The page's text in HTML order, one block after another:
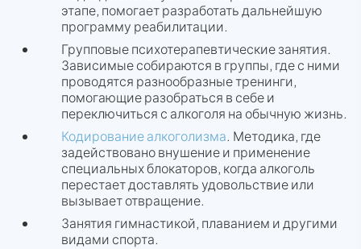
этапе, помогает разработать дальнейшую
программу реабилитации.
Групповые психотерапевтические занятия.
Зависимые собираются в группы, где с ними
проводятся разнообразные тренинги,
помогающие разобраться в себе и
переключиться с алкоголя на обычную жизнь.
Кодирование алкоголизма. Методика, где
задействовано внушение и применение
специальных блокаторов, когда алкоголь
перестает доставлять удовольствие или
вызывает отвращение.
Занятия гимнастикой, плаванием и другими
видами спорта.